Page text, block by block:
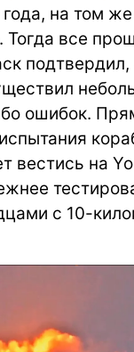
на том
Тогда все
подтвердил,
ошибок.
вестись на
с 10-